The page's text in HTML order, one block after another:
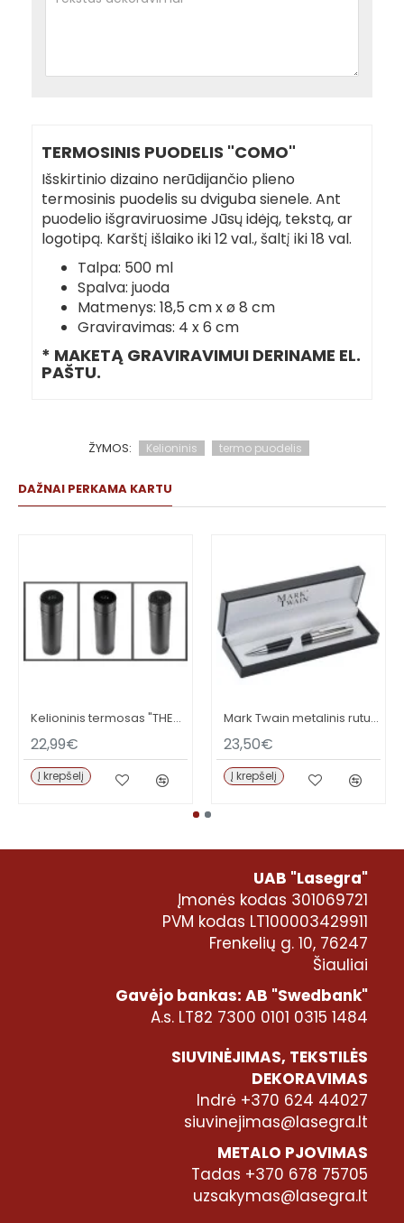
TERMOSINIS PUODELIS "COMO"
Išskirtinio dizaino nerūdijančio plieno
termosinis puodelis su dviguba sienele. Ant
puodelio išgraviruosime Jūsų idėją, tekstą, ar
logotipą. Karštį išlaiko iki 12 val., šaltį iki 18 val.
Talpa: 500 ml
Spalva: juoda
Matmenys: 18,5 cm x ø 8 cm
Graviravimas: 4 x 6 cm
* MAKETĄ GRAVIRAVIMUI DERINAME EL.
PAŠTU.
ŽYMOS: Kelioninis termo puodelis
DAŽNAI PERKAMA KARTU
Kelioninis termosas "THERMO" 500 ml
22,99€
Į krepšelį
Mark Twain metalinis rutulinis rašiklis. Graviravimas įskaičiuotas
23,50€
Į krepšelį
UAB "Lasegra"
Įmonės kodas 301069721
PVM kodas LT100003429911
Frenkelių g. 10, 76247
Šiauliai
Gavėjo bankas: AB "Swedbank"
A.s. LT82 7300 0101 0315 1484
SIUVINĖJIMAS, TEKSTILĖS
DEKORAVIMAS
Indrė +370 624 44027
siuvinejimas@lasegra.lt
METALO PJOVIMAS
Tadas +370 678 75705
uzsakymas@lasegra.lt